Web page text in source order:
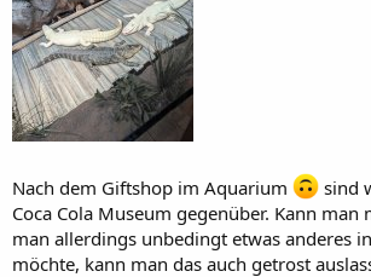
Nach dem Giftshop im Aquarium
sind
Coca Cola Museum gegenüber. Kann man
man allerdings unbedingt etwas anderes
möchte, kann man das auch getrost